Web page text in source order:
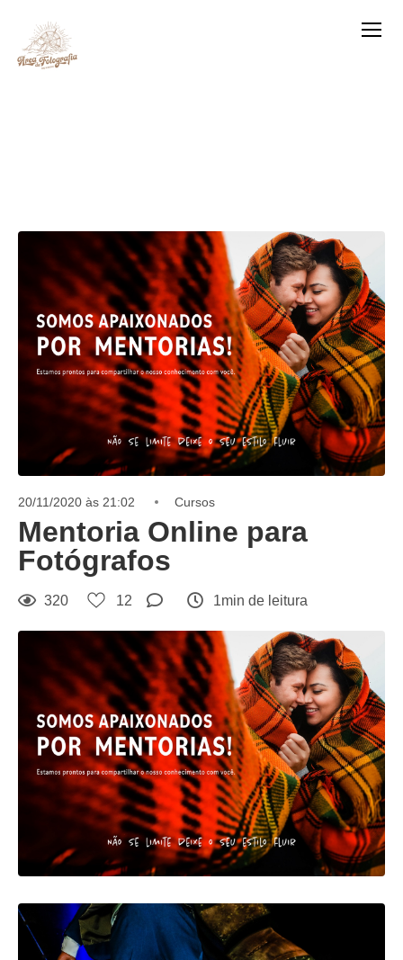
20/11/2020 às 21:02 Cursos
Mentoria Online para
Fotógrafos
320 12 1min de leitura